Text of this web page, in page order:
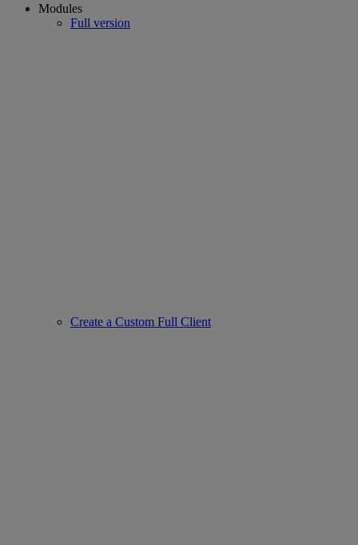
Modules
Full version
Create a Custom Full Client